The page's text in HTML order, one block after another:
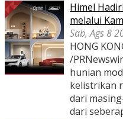
Himel
melalui
Sab, Ags 8
HONG
/
hunian
kelistrikan
dari
dari